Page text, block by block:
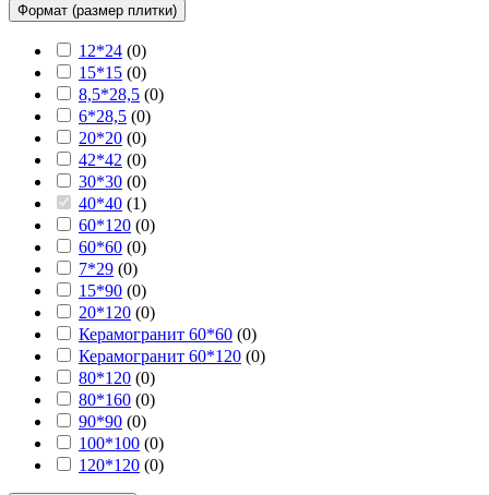
Формат (размер плитки)
12*24 (0)
15*15 (0)
8,5*28,5 (0)
6*28,5 (0)
20*20 (0)
42*42 (0)
30*30 (0)
40*40 (1)
60*120 (0)
60*60 (0)
7*29 (0)
15*90 (0)
20*120 (0)
Керамогранит 60*60 (0)
Керамогранит 60*120 (0)
80*120 (0)
80*160 (0)
90*90 (0)
100*100 (0)
120*120 (0)